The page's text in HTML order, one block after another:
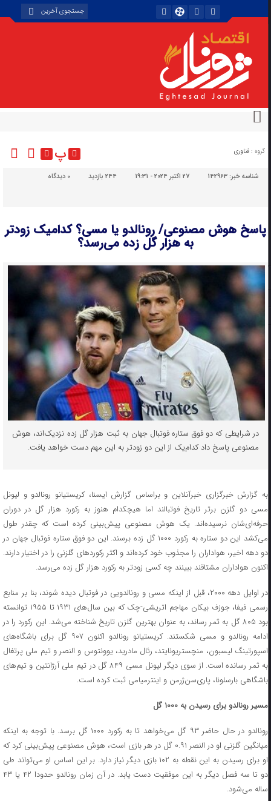
گروه : فناوری پ
شناسه خبر:142963 27 اکتبر 2024 - 19:31 244 بازدید دیدگاه
پاسخ هوش مصنوعی/ رونالدو یا مسی؟ کدامیک زودتر
به هزار گل زده می‌رسد؟
در شرایطی که دو فوق ستاره فوتبال جهان به ثبت هزار گل زده نزدیک‌اند، هوش
مصنوعی پاسخ داد کدام‌یک از این دو زودتر به این مهم دست خواهد یافت.
به گزارش خبرگزاری خبرآنلاین و براساس گزارش ایسنا، کریستیانو رونالدو و لیونل
مسی دو گلزن برتر تاریخ فوتبالند اما هیچکدام هنوز به رکورد هزار گل در دوران
حرفه‌ای‌شان نرسیده‌اند. یک هوش مصنوعی پیش‌بینی کرده است که چقدر طول
می‌کشد این دو ستاره به رکورد ۱۰۰۰ گل زده برسند. این دو فوق ستاره فوتبال جهان در
دو دهه اخیر، هواداران را مجذوب خود کرده‌اند و اکثر رکوردهای گلزنی را در اختیار دارند.
اکنون هواداران مشتاقند ببینند چه کسی زودتر به رکورد هزار گل زده می‌رسد.
در اوایل دهه ۲۰۰۰، قبل از اینکه مسی و رونالدویی در فوتبال دیده شوند، بنا بر منابع
رسمی فیفا، جوزف بیکان مهاجم اتریشی-‌چک که بین سال‌های ۱۹۳۱ تا ۱۹۵۵ توانسته
بود ۸۰۵ گل به ثمر رساند، به عنوان بهترین گلزن تاریخ شناخته می‌شد. این رکورد را در
ادامه رونالدو و مسی شکستند. کریستیانو رونالدو اکنون ۹۰۷ گل برای باشگاه‌های
اسپورتینگ لیسبون، منچستریونایتد، رئال مادرید، یوونتوس و النصر و تیم ملی پرتغال
به ثمر رسانده است. از سوی دیگر لیونل مسی ۸۴۹ گل در تیم ملی آرژانتین و تیم‌های
باشگاهی بارسلونا، پاری‌سن‌ژرمن و اینترمیامی ثبت کرده است.
مسیر رونالدو برای رسیدن به ۱۰۰۰ گل
رونالدو در حال حاضر ۹۳ گل می‌خواهد تا به رکورد ۱۰۰۰ گل برسد. با توجه به اینکه
میانگین گلزنی او در النصر ۰.۹۱ گل در هر بازی است، هوش مصنوعی پیش‌بینی کرد که
او برای رسیدن به این نقطه به ۱۰۲ بازی دیگر نیاز دارد. بر این اساس او می‌تواند طی
دو تا سه فصل دیگر به این موفقیت دست یابد. در آن زمان رونالدو حدودا ۴۲ یا ۴۳
ساله می‌شود.